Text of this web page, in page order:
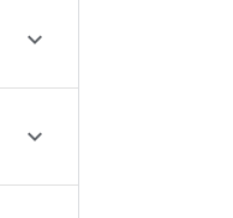

